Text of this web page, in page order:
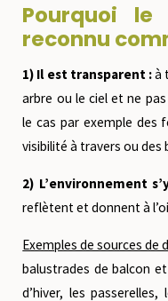
Pourquoi
reconnu
1) Il est transparent :à
arbre ou le ciel et ne
le cas par exemple des
visibilité à travers ou des
2) L’environnement
reflètent et donnent à
Exemples de sources de
balustrades de balcon
d’hiver, les